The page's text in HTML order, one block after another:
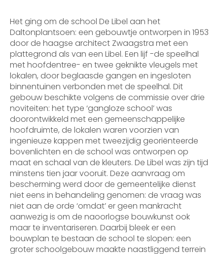
Het ging om de school De Libel aan het
Daltonplantsoen: een gebouwtje ontworpen in 1953
door de haagse architect Zwaagstra met een
plattegrond als van een Libel. Een lijf -de speelhal
met hoofdentree- en twee geknikte vleugels met
lokalen, door beglaasde gangen en ingesloten
binnentuinen verbonden met de speelhal. Dit
gebouw beschikte volgens de commissie over drie
noviteiten: het type ‘gangloze school’ was
doorontwikkeld met een gemeenschappelijke
hoofdruimte, de lokalen waren voorzien van
ingenieuze kappen met tweezijdig georiënteerde
bovenlichten en de school was ontworpen op
maat en schaal van de kleuters. De Libel was zijn tijd
minstens tien jaar vooruit. Deze aanvraag om
bescherming werd door de gemeentelijke dienst
niet eens in behandeling genomen: de vraag was
niet aan de orde ‘omdat’ er geen mankracht
aanwezig is om de naoorlogse bouwkunst ook
maar te inventariseren. Daarbij bleek er een
bouwplan te bestaan de school te slopen: een
groter schoolgebouw maakte naastliggend terrein